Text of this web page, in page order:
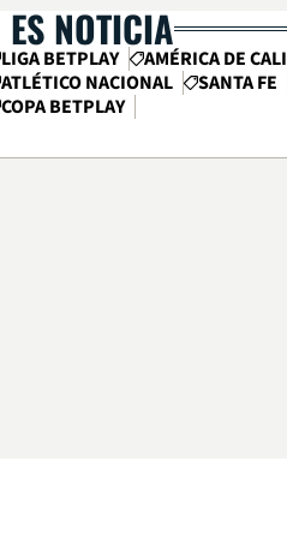
ES NOTICIA
LIGA BETPLAY
AMÉRICA DE CALI
ATLÉTICO NACIONAL
SANTA FE
COPA BETPLAY